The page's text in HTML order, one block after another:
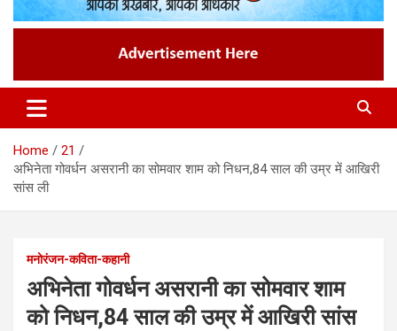
Praja Today
News Website
Home
21
अभिनेता गोवर्धन असरानी का सोमवार शाम को निधन,84 साल की उम्र में आखिरी
सांस ली
मनोरंजन-कविता-कहानी
अभिनेता गोवर्धन असरानी का सोमवार शाम
को निधन,84 साल की उम्र में आखिरी सांस